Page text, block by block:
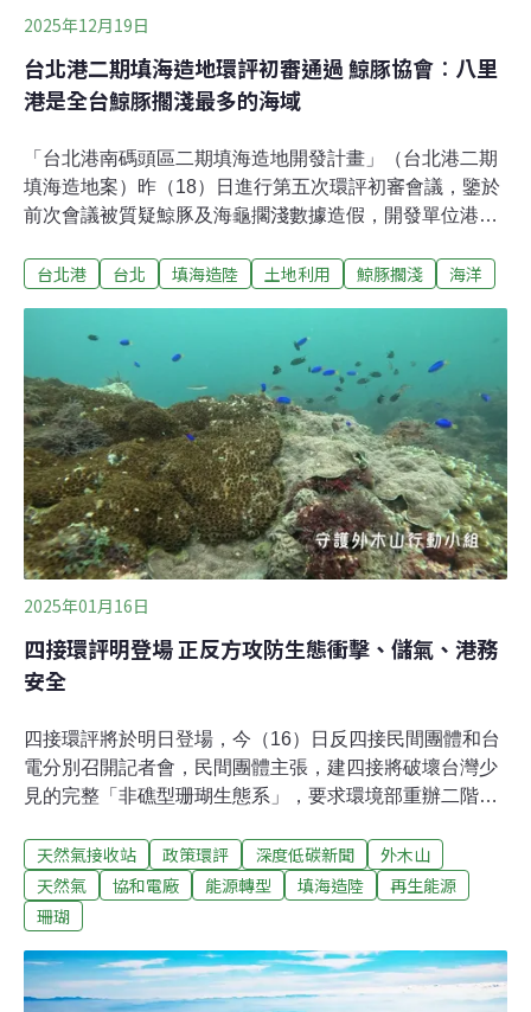
2025年12月19日
台北港二期填海造地環評初審通過 鯨豚協會︰八里
港是全台鯨豚擱淺最多的海域
「台北港南碼頭區二期填海造地開發計畫」（台北港二期
填海造地案）昨（18）日進行第五次環評初審會議，鑒於
前次會議被質疑鯨豚及海龜擱淺數據造假，開發單位港務
會審議前，開發單位須評估擴大鯨豚及海龜調查範圍，並
會提醒，南、北外廓防波堤令港口出入口收窄，擔心鯨豚
易進難出；海保署亦指曾記錄到保育類小燕鷗在衝擊區飛
行，要求開發單位補充說明工程對物種影響以及減輕對
策。過去31年有79筆鯨豚海龜擱淺紀錄台北港南碼頭區二
期填海造地案開發計畫，為延伸南碼頭區風電能源產業開
發基地用地，預期2050年風電累積設施達40～55GW以
上，工程範圍包括新北市林口區及八里區，開發單位為台
灣港務股份有限公司基隆港務分公司。本案將新建兩個
南、北外廓防波堤，及南碼頭區二期用地圍堤的造地工
程。在今（2025）年8月初的第四次環評初審
台北港 台北 填海造陸 土地利用 鯨豚擱淺 海洋
2025年01月16日
四接環評明登場 正反方攻防生態衝擊、儲氣、港務
安全
四接環評將於明日登場，今（16）日反四接民間團體和台
電分別召開記者會，民間團體主張，建四接將破壞台灣少
見的完整「非礁型珊瑚生態系」，要求環境部重辦二階環
任，將環境衝擊降至最低，盼環評權衡「供電穩定」。自
2023年7月發生環評委員審查「中離」爭議，環境部長彭
啟明昨（15）日透過臉書表示，自己不是「哪個部會的小
弟」，希望環評不受民粹及政治干擾。四接環評明登場 環
境部邀正反方外聘專家台電規劃在基隆外木山興建第四天
然氣接收站（四接），提出「協和發電廠更新改建計
天然氣接收站 政策環評 深度低碳新聞
外木山
天然氣
協和電廠 能源轉型 填海造陸
再生能源
珊瑚